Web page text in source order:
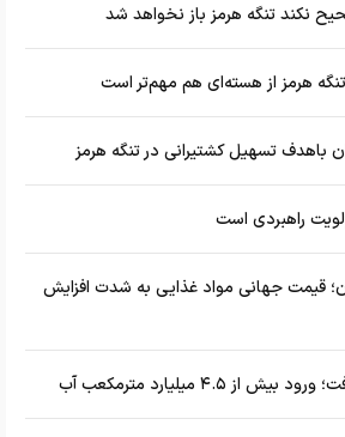
نکند تنگه هرمز باز نخواهد شد
تنگه هرمز از هسته‌ای هم مهم‌تر است
باهدف تسهیل کشتیرانی در تنگه هرمز
راهبردی است
قیمت جهانی مواد غذایی به شدت افزایش
۴.۵ میلیارد مترمکعب آب